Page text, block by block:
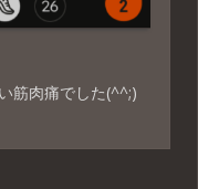
筋肉痛でした(^^;)